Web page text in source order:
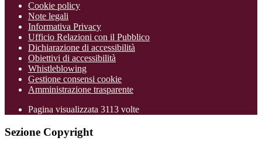
Cookie policy
Note legali
Informativa Privacy
Ufficio Relazioni con il Pubblico
Dichiarazione di accessibilità
Obiettivi di accessibilità
Whistleblowing
Gestione consensi cookie
Amministrazione trasparente
Pagina visualizzata 3113 volte
Sezione Copyright